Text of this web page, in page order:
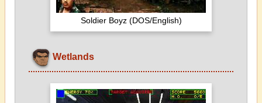
Soldier Boyz (DOS/English)
Wetlands